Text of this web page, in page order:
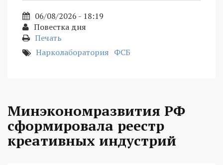
06/08/2026 - 18:19
Повестка дня
Печать
Нарколаборатория ФСБ
Минэкономразвития РФ
сформировала реестр
креативных индустрий